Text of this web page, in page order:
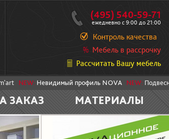
(495) 540-59-71
ежедневно с 9:00 до 21:00
Контроль качества
Мебель в рассрочку
Рассчитать Вашу мебель
NEW: Невидимый профиль NOVA NEW:
ЗАКАЗ МАТЕРИАЛЫ